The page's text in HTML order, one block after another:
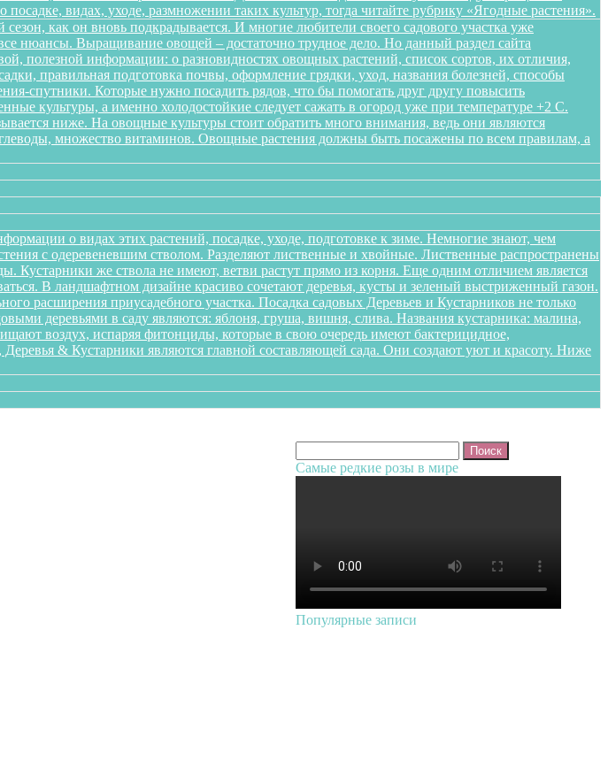
видах, уходе, размножении таких культур, тогда читайте рубрику «Ягодные растения».
как он вновь подкрадывается. И многие любители своего садового участка уже
нюансы. Выращивание овощей – достаточно трудное дело. Но данный раздел сайта
полезной информации: о разновидностях овощных растений, список сортов, их отличия,
правильная подготовка почвы, оформление грядки, уход, названия болезней, способы
спутники. Которые нужно посадить рядов, что бы помогать друг другу повысить
культуры, а именно холодостойкие следует сажать в огород уже при температуре +2 С.
ниже. На овощные культуры стоит обратить много внимания, ведь они являются
множество витаминов. Овощные растения должны быть посажены по всем правилам, а
о видах этих растений, посадке, уходе, подготовке к зиме. Немногие знают, чем
с одеревеневшим стволом. Разделяют лиственные и хвойные. Лиственные распространены
Кустарники же ствола не имеют, ветви растут прямо из корня. Еще одним отличием является
В ландшафтном дизайне красиво сочетают деревья, кусты и зеленый выстриженный газон.
расширения приусадебного участка. Посадка садовых Деревьев и Кустарников не только
деревьями в саду являются: яблоня, груша, вишня, слива. Названия кустарника: малина,
воздух, испаряя фитонциды, которые в свою очередь имеют бактерицидное,
& Кустарники являются главной составляющей сада. Они создают уют и красоту. Ниже
Самые редкие розы в мире
Популярные записи